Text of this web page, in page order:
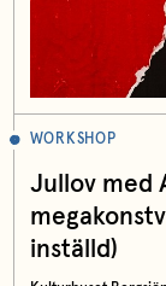
WORKSHOP
Jullov med
inställd)